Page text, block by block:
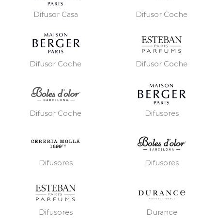
Difusor Casa Difusor Coche
Difusor Coche Difusor Coche
Difusor Coche Difusores
Difusores Difusores
Difusores Durance